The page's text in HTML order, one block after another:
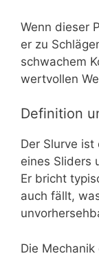
Wenn dieser
er zu
schwachem
wertvollen
Definition
Der Slurve
eines Sliders
Er bricht
auch fällt,
Die